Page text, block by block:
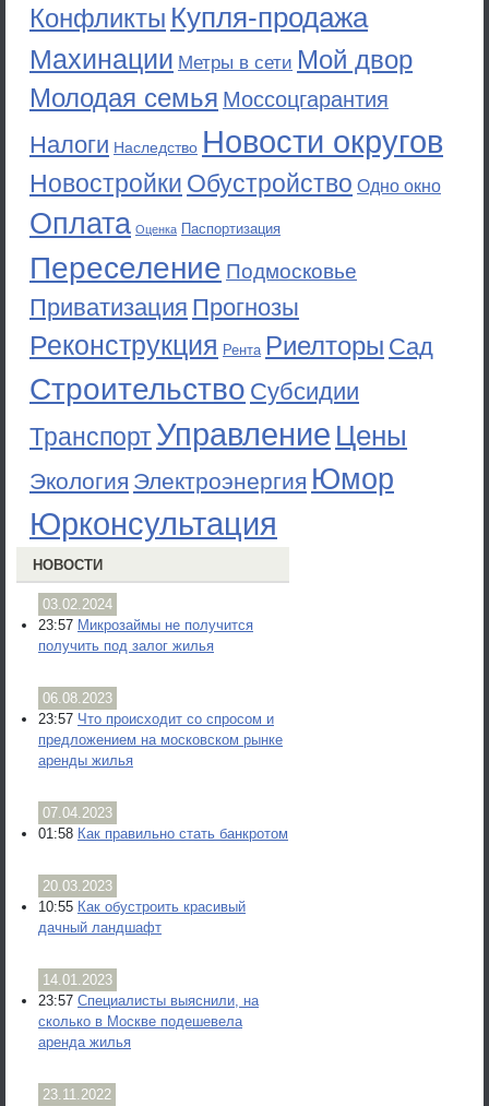
Конфликты Купля-продажа
Махинации Метры в сети Мой двор
Молодая семья Моссоцгарантия
Налоги Наследство Новости округов
Новостройки Обустройство Одно окно
Оплата Оценка Паспортизация
Переселение Подмосковье
Приватизация Прогнозы
Реконструкция Рента Риелторы Сад
Строительство Субсидии
ТранспортУправление Цены
Экология Электроэнергия Юмор
Юрконсультация
НОВОСТИ
03.02.2024
23:57 Микрозаймы не получится
получить под залог жилья
06.08.2023
23:57 Что происходит со спросом и
предложением на московском рынке
аренды жилья
07.04.2023
01:58 Как правильно стать банкротом
20.03.2023
10:55 Как обустроить красивый
дачный ландшафт
14.01.2023
23:57 Специалисты выяснили, на
сколько в Москве подешевела
аренда жилья
23.11.2022